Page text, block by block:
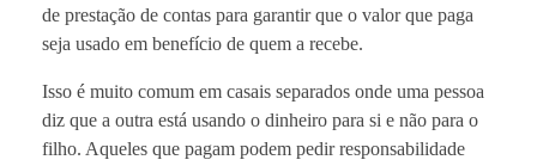
de prestação de contas para garantir que o valor que paga
seja usado em benefício de quem a recebe.
Isso é muito comum em casais separados onde uma pessoa
diz que a outra está usando o dinheiro para si e não para o
filho. Aqueles que pagam podem pedir responsabilidade